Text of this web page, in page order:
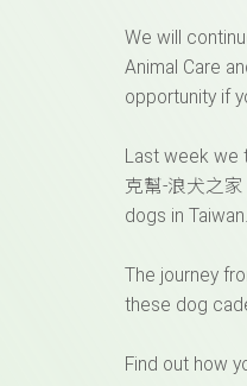
We will
Animal Care
opportunity if
Last week we
克幫-浪犬之
dogs in
The journey
these dog
Find out how